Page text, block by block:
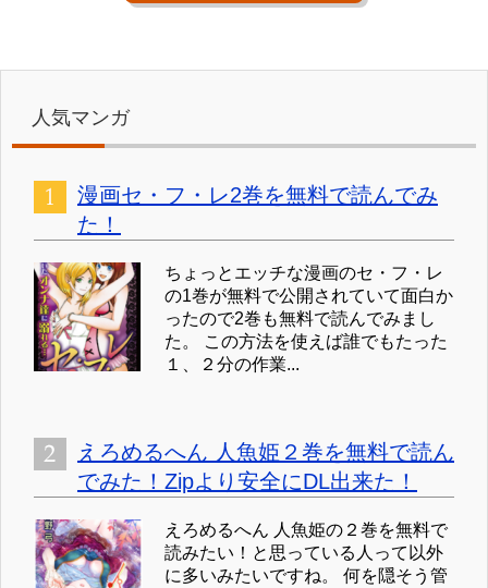
人気マンガ
漫画セ・フ・レ2巻を無料で読んでみ
た！
ちょっとエッチな漫画のセ・フ・レ
の1巻が無料で公開されていて面白か
ったので2巻も無料で読んでみまし
た。 この方法を使えば誰でもたった
１、２分の作業...
えろめるへん 人魚姫２巻を無料で読ん
でみた！Zipより安全にDL出来た！
えろめるへん 人魚姫の２巻を無料で
読みたい！と思っている人って以外
に多いみたいですね。 何を隠そう管